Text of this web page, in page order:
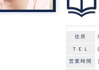
住所
ＴＥＬ
営業時間